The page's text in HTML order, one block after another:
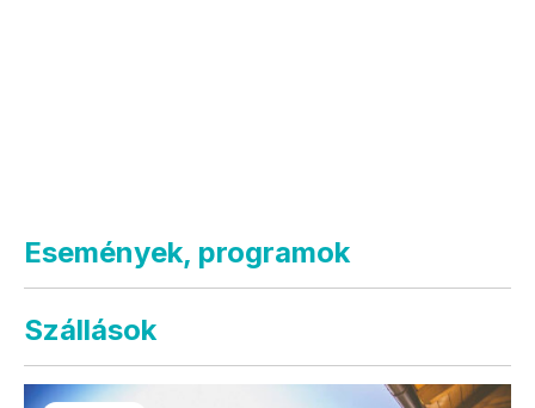
Események, programok
Szállások